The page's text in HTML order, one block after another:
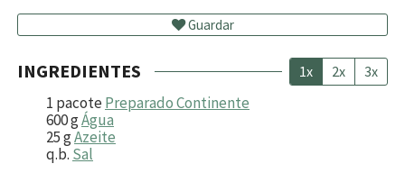
Guardar
INGREDIENTES 1x 2x 3x
1 pacotePreparado Continente
600gÁgua
25gAzeite
q.b. Sal